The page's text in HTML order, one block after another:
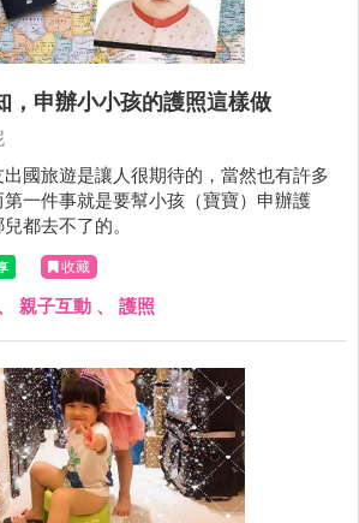
，申辦小小孩的護照這樣做
國旅遊是讓人很期待的，當然也有許多
一件事就是要幫小孩（寶寶）申辦護
都去不了的。
收藏
親子互動 、 護照